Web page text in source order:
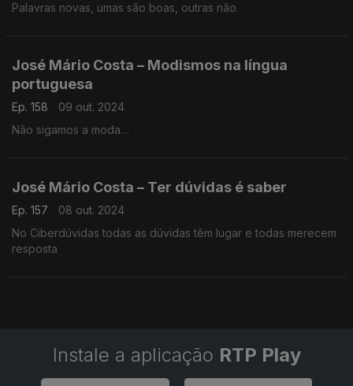
Palavras novas, umas são boas, outras não
José Mário Costa – Modismos na língua
portuguesa
Ep. 158
09 out. 2024
Não sigamos a moda…
José Mário Costa – Ter dúvidas é saber
Ep. 157
08 out. 2024
No Ciberdúvidas todas as dúvidas têm lugar e todas merecem
resposta
Instale a aplicação RTP Play